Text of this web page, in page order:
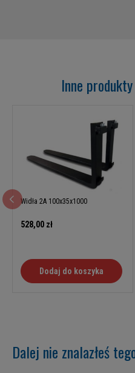
Inne
Widła 2A 100x35x1000
528,00 zł
Dodaj do koszyka
Dalej nie znalazłeś